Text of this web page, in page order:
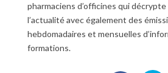
pharmaciens d’officines qui
l’actualité avec également des
hebdomadaires et mensuelles
formations.